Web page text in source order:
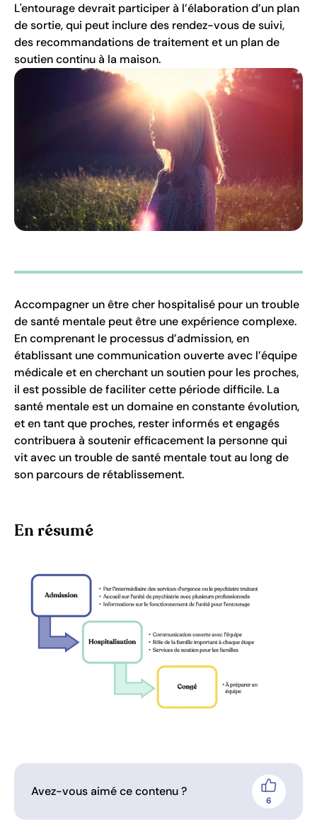
L'entourage devrait participer à l’élaboration d’un plan
de sortie, qui peut inclure des rendez-vous de suivi,
des recommandations de traitement et un plan de
soutien continu à la maison.
Accompagner un être cher hospitalisé pour un trouble
de santé mentale peut être une expérience complexe.
En comprenant le processus d’admission, en
établissant une communication ouverte avec l’équipe
médicale et en cherchant un soutien pour les proches,
il est possible de faciliter cette période difficile. La
santé mentale est un domaine en constante évolution,
et en tant que proches, rester informés et engagés
contribuera à soutenir efficacement la personne qui
vit avec un trouble de santé mentale tout au long de
son parcours de rétablissement.
En résumé
Avez-vous aimé ce contenu ? J'aime
6
personnes